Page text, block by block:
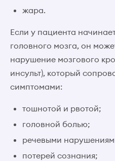
жара.
Если у пациента
головного мозга, он
нарушение мозгового
инсульт), который
симптомами:
тошнотой и рвотой;
головной болью;
речевыми
потерей сознания;